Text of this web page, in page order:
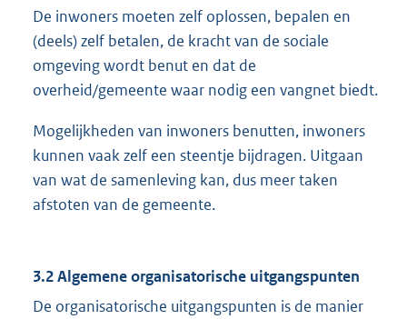
De inwoners moeten zelf oplossen, bepalen en
(deels) zelf betalen, de kracht van de sociale
omgeving wordt benut en dat de
overheid/gemeente waar nodig een vangnet biedt.
Mogelijkheden van inwoners benutten, inwoners
kunnen vaak zelf een steentje bijdragen. Uitgaan
van wat de samenleving kan, dus meer taken
afstoten van de gemeente.
3.2 Algemene organisatorische uitgangspunten
De organisatorische uitgangspunten is de manier